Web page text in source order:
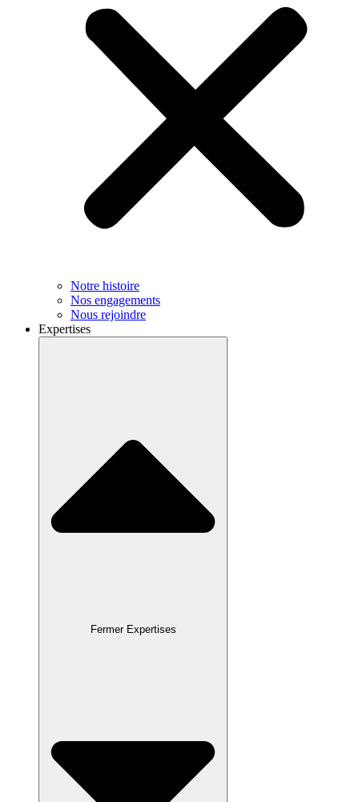
Notre histoire
Nos engagements
Nous rejoindre
Expertises
Fermer Expertises